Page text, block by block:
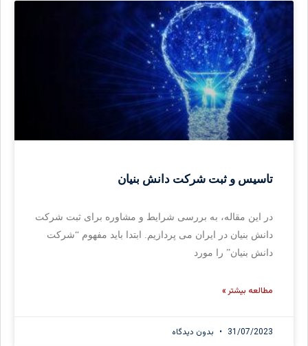
تاسیس و ثبت شرکت دانش بنیان
در این مقاله، به بررسی شرایط و مشاوره برای ثبت شرکت
دانش بنیان در ایران می پردازیم. ابتدا باید مفهوم “شرکت
دانش بنیان” را مورد
مطالعه بیشتر »
31/07/2023 بدون دیدگاه